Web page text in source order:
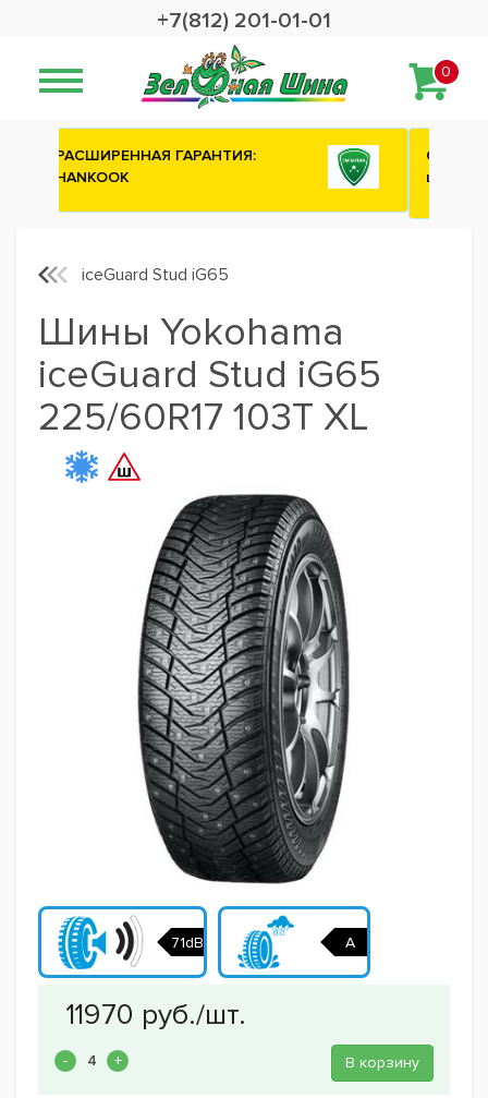
+7(812) 201-01-01
0
Сashback 2500 рублей на зимние
шины ATTAR
iceGuard Stud iG65
Шины Yokohama
iceGuard Stud iG65
225/60R17 103T XL
71dB A
В корзину